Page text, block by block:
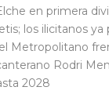
en primera
los ilicitanos ya
Metropolitano
Rodri
2028